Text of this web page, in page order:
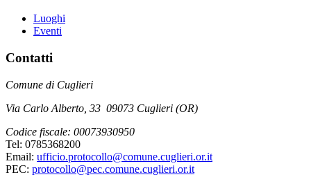
Luoghi
Eventi
Contatti
Comune di Cuglieri
Via Carlo Alberto, 33 09073 Cuglieri (OR)
Codice fiscale: 00073930950
Tel: 0785368200
Email: ufficio.protocollo@comune.cuglieri.or.it
PEC: protocollo@pec.comune.cuglieri.or.it